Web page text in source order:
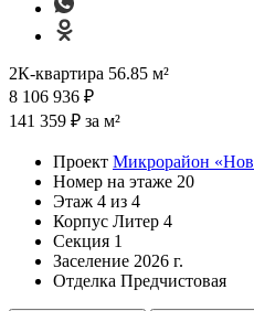
2К-квартира 56.85 м²
8 106 936 ₽
141 359 ₽ за м²
Проект Микрорайон
Номер на этаже 20
Этаж 4 из 4
Корпус Литер 4
Секция 1
Заселение 2026 г.
Отделка Предчистовая